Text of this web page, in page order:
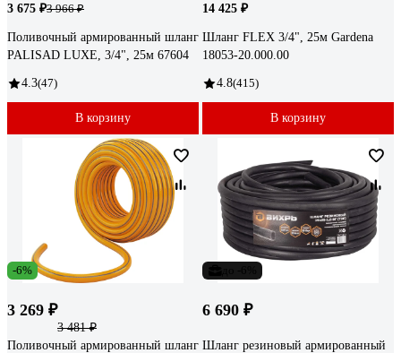
3 675 ₽3 966 ₽
Поливочный армированный шланг
PALISAD LUXE, 3/4", 25м 67604
4.3(47)
В корзину
14 425 ₽
Шланг FLEX 3/4", 25м Gardena
18053-20.000.00
4.8(415)
В корзину
-6%
3 269 ₽
3 481 ₽
Поливочный армированный шланг
6 690 ₽
Шланг резиновый армированный